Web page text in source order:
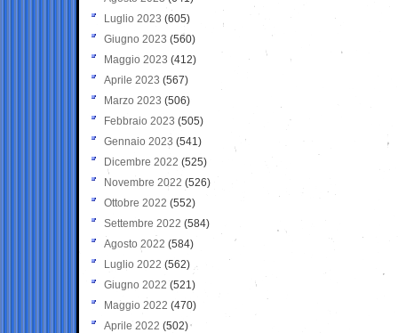
Luglio 2023 (605)
Giugno 2023 (560)
Maggio 2023 (412)
Aprile 2023 (567)
Marzo 2023 (506)
Febbraio 2023 (505)
Gennaio 2023 (541)
Dicembre 2022 (525)
Novembre 2022 (526)
Ottobre 2022 (552)
Settembre 2022 (584)
Agosto 2022 (584)
Luglio 2022 (562)
Giugno 2022 (521)
Maggio 2022 (470)
Aprile 2022 (502)